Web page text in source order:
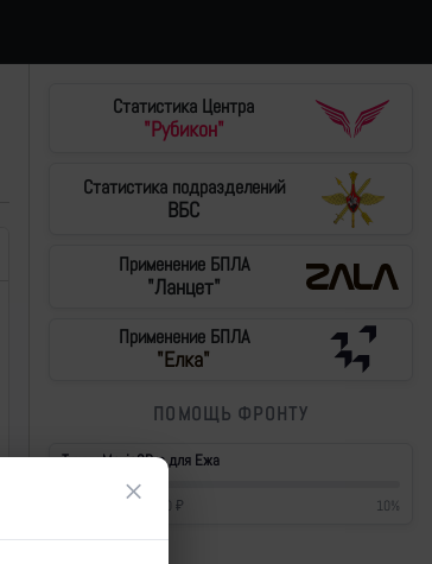
Статистика Центра
"Рубикон"
Статистика подразделений
ВБС
Применение БПЛА
"Ланцет"
Применение БПЛА
"Елка"
ПОМОЩЬ ФРОНТУ
Тушки Mavic3Pro для Ежа
430 000 ₽ 10%
×